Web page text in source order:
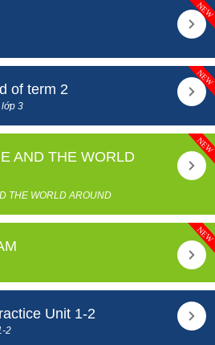
of term 2
lớp 3
AND THE WORLD
THE WORLD AROUND
Unit 1-2
2